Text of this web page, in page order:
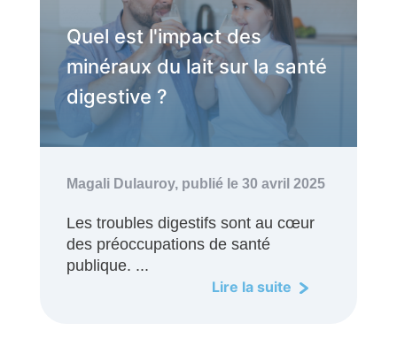
Quel est l'impact des
minéraux du lait sur la santé
digestive ?
Magali Dulauroy, publié le 30 avril 2025
Les troubles digestifs sont au cœur
des préoccupations de santé
publique. ...
Lire la suite